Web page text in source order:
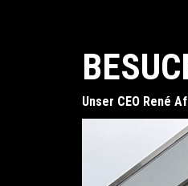
Unser CEO René